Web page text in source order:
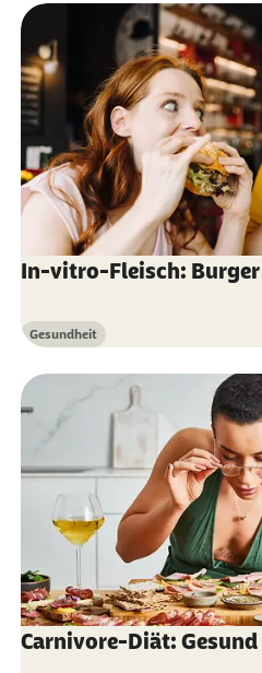
Syndrom: Ein Überblick
und zu
Institut für Qualität und
Gesundheitswesen
10.08.2023):
Allergien
Platts-Mills, T. A. E., Li,
(letzter Aufruf am
Management of
Wilson, J. M., Schuyler,
(letzter Aufruf am
into the α-Gal
261 Children and
Allergy
In-vitro-Fleisch: Burger
Kategorie
Gesundheit
Carnivore-Diät: